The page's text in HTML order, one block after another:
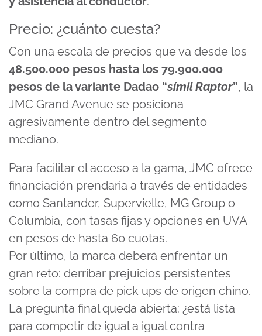
Precio: ¿cuánto cuesta?
Con una escala de precios que va desde los
48.500.000 pesos hasta los 79.900.000
pesos de la variante Dadao “símil Raptor”, la
JMC Grand Avenue se posiciona
agresivamente dentro del segmento
mediano.
Para facilitar el acceso a la gama, JMC ofrece
financiación prendaria a través de entidades
como Santander, Supervielle, MG Group o
Columbia, con tasas fijas y opciones en UVA
en pesos de hasta 60 cuotas.
Por último, la marca deberá enfrentar un
gran reto: derribar prejuicios persistentes
sobre la compra de pick ups de origen chino.
La pregunta final queda abierta: ¿está lista
para competir de igual a igual contra